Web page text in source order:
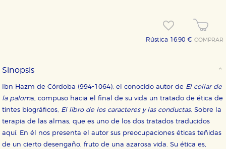
Rústica 16,90 €COMPRAR
Sinopsis
Ibn Hazm de Córdoba (994-1064), el conocido autor de El collar de
la paloma, compuso hacia el final de su vida un tratado de ética de
tintes biográficos, El libro de los caracteres y las conductas. Sobre la
terapia de las almas, que es uno de los dos tratados traducidos
aquí. En él nos presenta el autor sus preocupaciones éticas teñidas
de un cierto desengaño, fruto de una azarosa vida. Su ética es,